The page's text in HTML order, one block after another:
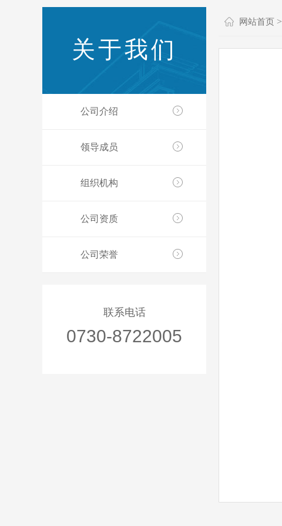
关于我们
公司介绍
领导成员
组织机构
公司资质
公司荣誉
联系电话
0730-8722005
网站首页 >